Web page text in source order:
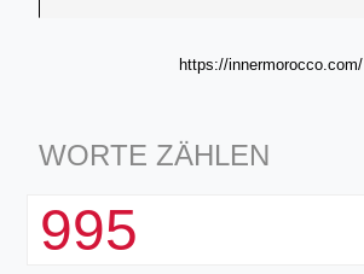
https://innermorocco.com/
WORTE ZÄHLEN
995